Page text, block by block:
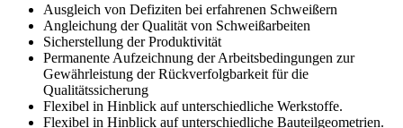
Ausgleich von Defiziten bei erfahrenen Schweißern
Angleichung der Qualität von Schweißarbeiten
Sicherstellung der Produktivität
Permanente Aufzeichnung der Arbeitsbedingungen zur
Gewährleistung der Rückverfolgbarkeit für die
Qualitätssicherung
Flexibel in Hinblick auf unterschiedliche Werkstoffe.
Flexibel in Hinblick auf unterschiedliche Bauteilgeometrien.